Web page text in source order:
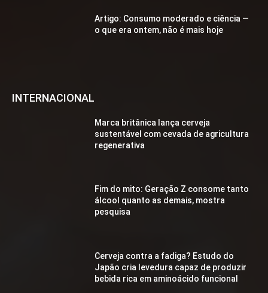
Artigo: Consumo moderado e ciência —
o que era ontem, não é mais hoje
INTERNACIONAL
Marca britânica lança cerveja
sustentável com cevada de agricultura
regenerativa
Fim do mito: Geração Z consome tanto
álcool quanto as demais, mostra
pesquisa
Cerveja contra a fadiga? Estudo do
Japão cria levedura capaz de produzir
bebida rica em aminoácido funcional